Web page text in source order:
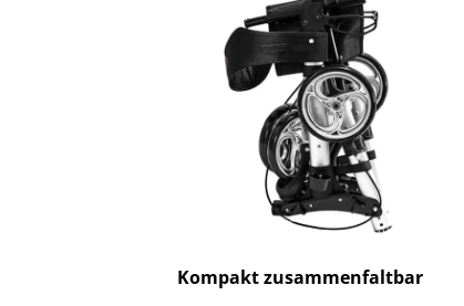
Kompakt zusammenfaltbar